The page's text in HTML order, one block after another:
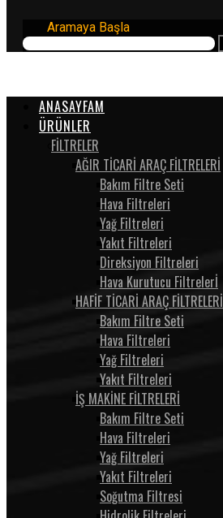
Aramaya Başla
ANASAYFAM
ÜRÜNLER
FİLTRELER
AĞIR TİCARİ ARAÇ FİLTRELERİ
Bakım Filtre Seti
Hava Filtreleri
Yağ Filtreleri
Yakıt Filtreleri
Direksiyon Filtreleri
Hava Kurutucu Filtrelerİ
HAFİF TİCARİ ARAÇ FİLTRELERİ
Bakım Filtre Seti
Hava Filtreleri
Yağ Filtreleri
Yakıt Filtreleri
İŞ MAKİNE FİLTRELERİ
Bakım Filtre Seti
Hava Filtreleri
Yağ Filtreleri
Yakıt Filtreleri
Soğutma Filtresi